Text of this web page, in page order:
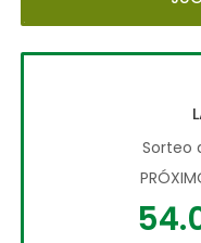
Sorteo